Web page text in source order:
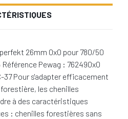
26mm 0x0 pour 780/50
Pewag : 762490x0
37 Pour s'adapter efficacement
les chenilles
à des caractéristiques
: chenilles forestières sans